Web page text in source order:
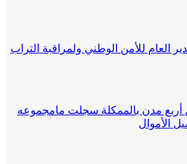
العام للأمن الوطني ولمراقبة التراب
أربع مدن بالممكلة سجلت مامجموعه